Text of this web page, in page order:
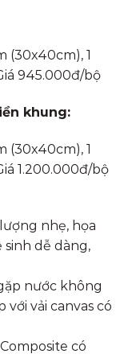
(30x40cm), 1
945.000đ/bộ
khung:
(30x40cm), 1
1.200.000đ/bộ
nhẹ, họa
sinh dễ dàng,
nước không
vải canvas có
có